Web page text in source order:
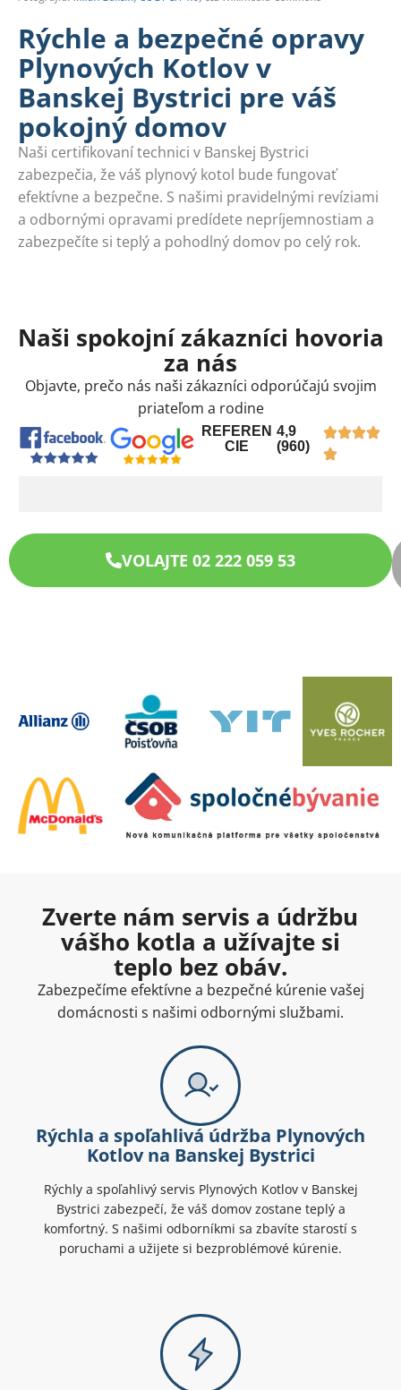
Rýchle a bezpečné opravy
Plynových Kotlov v
Banskej Bystrici pre váš
pokojný domov
Naši certifikovaní technici v Banskej Bystrici
zabezpečia, že váš plynový kotol bude fungovať
efektívne a bezpečne. S našimi pravidelnými revíziami
a odbornými opravami predídete nepríjemnostiam a
zabezpečíte si teplý a pohodlný domov po celý rok.
Naši spokojní zákazníci hovoria
za nás
Objavte, prečo nás naši zákazníci odporúčajú svojim
priateľom a rodine
REFEREN
CIE
4,9
(960)
VOLAJTE 02 222 059 53
Zverte nám servis a údržbu
vášho kotla a užívajte si
teplo bez obáv.
Zabezpečíme efektívne a bezpečné kúrenie vašej
domácnosti s našimi odbornými službami.
Rýchla a spoľahlivá údržba Plynových
Kotlov na Banskej Bystrici
Rýchly a spoľahlivý servis Plynových Kotlov v Banskej
Bystrici zabezpečí, že váš domov zostane teplý a
komfortný. S našimi odborníkmi sa zbavíte starostí s
poruchami a užijete si bezproblémové kúrenie.